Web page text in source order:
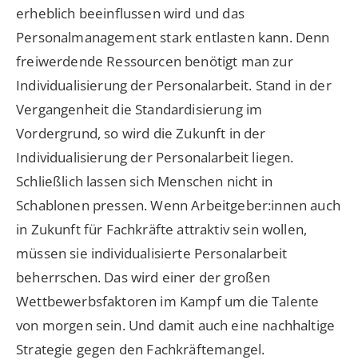
erheblich beeinflussen wird und das
Personalmanagement stark entlasten kann. Denn
freiwerdende Ressourcen benötigt man zur
Individualisierung der Personalarbeit. Stand in der
Vergangenheit die Standardisierung im
Vordergrund, so wird die Zukunft in der
Individualisierung der Personalarbeit liegen.
Schließlich lassen sich Menschen nicht in
Schablonen pressen. Wenn Arbeitgeber:innen auch
in Zukunft für Fachkräfte attraktiv sein wollen,
müssen sie individualisierte Personalarbeit
beherrschen. Das wird einer der großen
Wettbewerbsfaktoren im Kampf um die Talente
von morgen sein. Und damit auch eine nachhaltige
Strategie gegen den Fachkräftemangel.